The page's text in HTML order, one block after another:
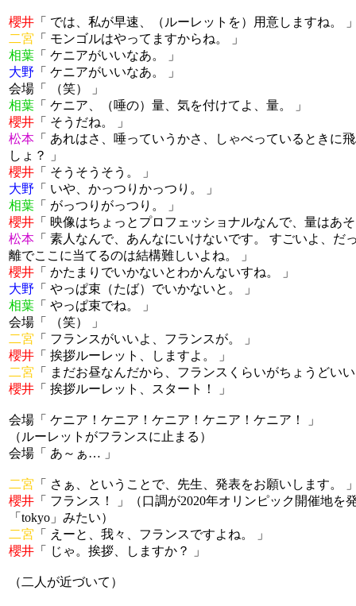
櫻井 「 では、私が早速、（ルーレットを）用意しますね。
二宮 「 モンゴルはやってますからね。 」
相葉 「 ケニアがいいなあ。 」
大野 「 ケニアがいいなあ。 」
会場「 （笑） 」
相葉 「 ケニア、（唾の）量、気を付けてよ、量。 」
櫻井 「 そうだね。 」
松本 「 あれはさ、唾っていうかさ、しゃべっているときに
しょ？ 」
櫻井 「 そうそうそう。 」
大野 「 いや、かっつりかっつり。 」
相葉 「 がっつりがっつり。 」
櫻井 「 映像はちょっとプロフェッショナルなんで、量はあ
松本 「 素人なんで、あんなにいけないです。 すごいよ、だ
離でここに当てるのは結構難しいよね。 」
櫻井 「 かたまりでいかないとわかんないすね。 」
大野 「 やっぱ束（たば）でいかないと。 」
相葉 「 やっぱ束でね。 」
会場「 （笑） 」
二宮 「 フランスがいいよ、フランスが。 」
櫻井 「 挨拶ルーレット、しますよ。 」
二宮 「 まだお昼なんだから、フランスくらいがちょうどい
櫻井 「 挨拶ルーレット、スタート！ 」
会場「 ケニア！ケニア！ケニア！ケニア！ケニア！ 」
（ルーレットがフランスに止まる）
会場「 あ～ぁ… 」
二宮 「 さぁ、ということで、先生、発表をお願いします。
櫻井 「 フランス！ 」（口調が2020年オリンピック開催地を
「tokyo」みたい）
二宮 「 えーと、我々、フランスですよね。 」
櫻井 「 じゃ。挨拶、しますか？ 」
（二人が近づいて）